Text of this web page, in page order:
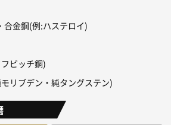
合金鋼(例:ハステロイ)
ピッチ銅)
リブデン・純タングステン)